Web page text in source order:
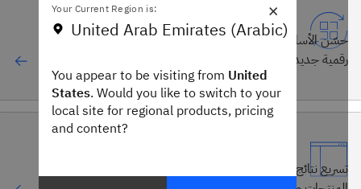
ترحيل التطبيقات وتحديثها
حسّن الأساس وافتح آفاق الموارد الموروثة وبناء قدرات
رقمية جديدة باستخدام الذكاء الاصطناعي التوليدي.
تسريع نتائج الأعمال وتحسين الميزة التنافسية من خلال
Your Current Region is:
United Arab Emirates (Arabic)
You appear to be visiting fromUnited
States. Would you like to switch to your
local site for regional products, pricing
and content?